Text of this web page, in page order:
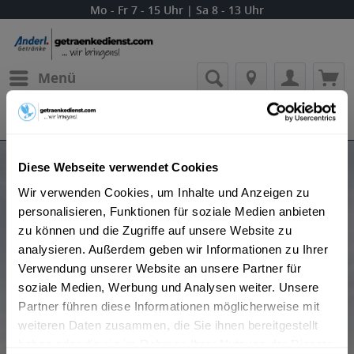
Diese Webseite verwendet Cookies
Wir verwenden Cookies, um Inhalte und Anzeigen zu
personalisieren, Funktionen für soziale Medien anbieten
zu können und die Zugriffe auf unsere Website zu
analysieren. Außerdem geben wir Informationen zu Ihrer
Verwendung unserer Website an unsere Partner für
soziale Medien, Werbung und Analysen weiter. Unsere
Partner führen diese Informationen möglicherweise mit
weiteren Daten zusammen, die Sie ihnen bereitgestellt
Mo - Fr 7 - 15 Uhr | Sa 8 - 13 Uhr
Menü
Bestellung widerrufen
Datenschutzerklärung
Produkte von Pampelle Aperitif
Beliebtheit